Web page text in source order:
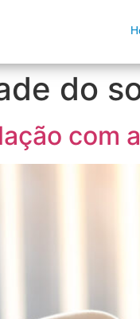
do
com